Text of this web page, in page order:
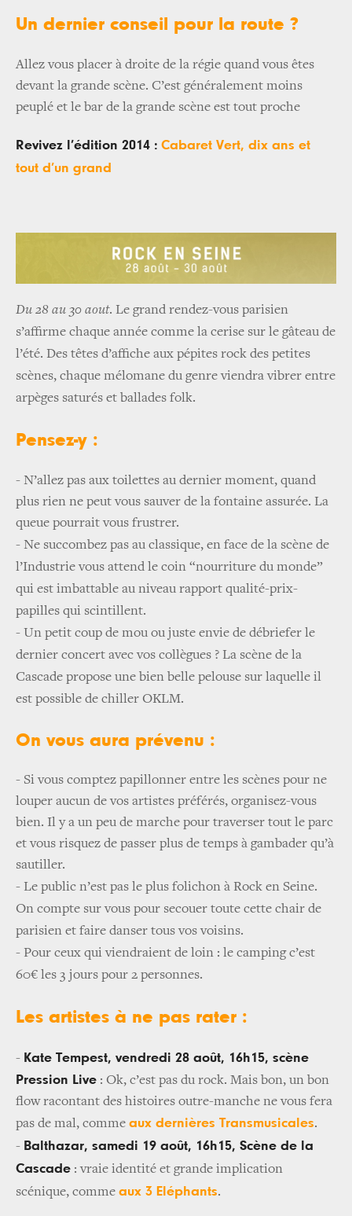
Un dernier conseil pour la route ?
Allez vous placer à droite de la régie quand vous êtes
devant la grande scène. C’est généralement moins
peuplé et le bar de la grande scène est tout proche
Revivez l’édition 2014 : Cabaret Vert, dix ans et
tout d’un grand
Du 28 au 30 aout. Le grand rendez-vous parisien
s’affirme chaque année comme la cerise sur le gâteau de
l’été. Des têtes d’affiche aux pépites rock des petites
scènes, chaque mélomane du genre viendra vibrer entre
arpèges saturés et ballades folk.
Pensez-y :
- N’allez pas aux toilettes au dernier moment, quand
plus rien ne peut vous sauver de la fontaine assurée. La
queue pourrait vous frustrer.
- Ne succombez pas au classique, en face de la scène de
l’Industrie vous attend le coin “nourriture du monde”
qui est imbattable au niveau rapport qualité-prix-
papilles qui scintillent.
- Un petit coup de mou ou juste envie de débriefer le
dernier concert avec vos collègues ? La scène de la
Cascade propose une bien belle pelouse sur laquelle il
est possible de chiller OKLM.
On vous aura prévenu :
- Si vous comptez papillonner entre les scènes pour ne
louper aucun de vos artistes préférés, organisez-vous
bien. Il y a un peu de marche pour traverser tout le parc
et vous risquez de passer plus de temps à gambader qu’à
sautiller.
- Le public n’est pas le plus folichon à Rock en Seine.
On compte sur vous pour secouer toute cette chair de
parisien et faire danser tous vos voisins.
- Pour ceux qui viendraient de loin : le camping c’est
60€ les 3 jours pour 2 personnes.
Les artistes à ne pas rater :
- Kate Tempest, vendredi 28 août, 16h15, scène
Pression Live : Ok, c’est pas du rock. Mais bon, un bon
flow racontant des histoires outre-manche ne vous fera
pas de mal, comme aux dernières Transmusicales.
- Balthazar, samedi 19 août, 16h15, Scène de la
Cascade : vraie identité et grande implication
scénique, comme aux 3 Eléphants.